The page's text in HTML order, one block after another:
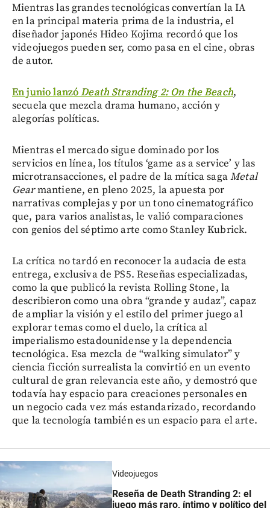
Mientras las grandes tecnológicas convertían la IA
en la principal materia prima de la industria, el
diseñador japonés Hideo Kojima recordó que los
videojuegos pueden ser, como pasa en el cine, obras
de autor.
En junio lanzóDeath Stranding 2: On the Beach,
secuela que mezcla drama humano, acción y
alegorías políticas.
Mientras el mercado sigue dominado por los
servicios en línea, los títulos ‘game as a service’ y las
microtransacciones, el padre de la mítica sagaMetal
Gearmantiene, en pleno 2025, la apuesta por
narrativas complejas y por un tono cinematográfico
que, para varios analistas, le valió comparaciones
con genios del séptimo arte como Stanley Kubrick.
La crítica no tardó en reconocer la audacia de esta
entrega, exclusiva de PS5. Reseñas especializadas,
como la que publicó la revista Rolling Stone, la
describieron como una obra “grande y audaz”, capaz
de ampliar la visión y el estilo del primer juego al
explorar temas como el duelo, la crítica al
imperialismo estadounidense y la dependencia
tecnológica. Esa mezcla de “walking simulator” y
ciencia ficción surrealista la convirtió en un evento
cultural de gran relevancia este año, y demostró que
todavía hay espacio para creaciones personales en
un negocio cada vez más estandarizado, recordando
que la tecnología también es un espacio para el arte.
Videojuegos
Reseña de Death Stranding 2: el
juego más raro, íntimo y político del